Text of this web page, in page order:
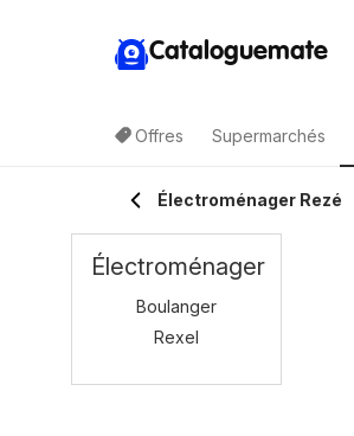
Cataloguemate
Offres Supermarchés
Électroménager Rezé
Électroménager
Boulanger
Rexel